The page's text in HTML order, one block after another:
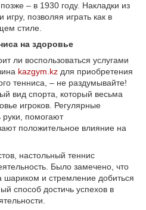
– в 1930 году. Накладки из
позволяя играть как в
стиле.
на здоровье
ли воспользоваться услугами
kazgym.kz для приобретения
тенниса, – не раздумывайте!
вид спорта, который весьма
игроков. Регулярные
руки, помогают
положительное влияние на
настольный теннис
Было замечено, что
шариком и стремление добиться
способ достичь успехов в